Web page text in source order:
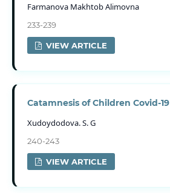
Farmanova Makhtob Alimovna
233-239
VIEW ARTICLE
Catamnesis of Children Covid-19
Xudoydodova. S. G
240-243
VIEW ARTICLE